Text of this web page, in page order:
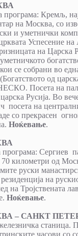
програма: Кремљ,
на Москва, со
и уметнички
Успесение на
на Царска
се собрани во
од
Посета на
Русија. Во
посета на
со прекрасен
Ноќевање.
Сергиев
километри од
руски
на
на Тројствената
Ноќевање.
– САНКТ
станица.
часови со